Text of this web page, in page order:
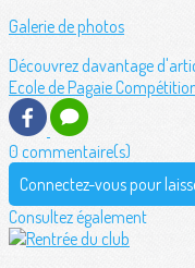
Galerie de photos
Découvrez davantage
Ecole de Pagaie
0 commentaire(s)
Connectez-vous pour
Consultez également